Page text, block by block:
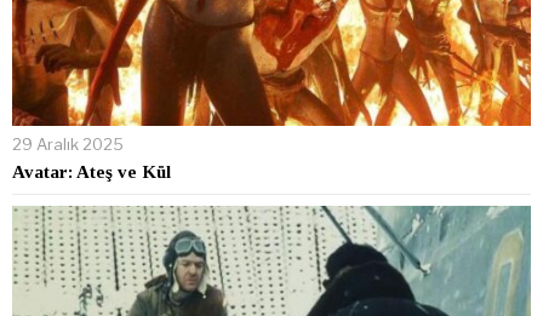
29 Aralık 2025
Avatar: Ateş ve Kül